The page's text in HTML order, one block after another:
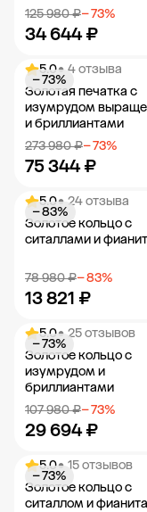
125 980 ₽− 73%
34 644 ₽
Добавить в
5.0• 4 отзыва
Золотая печатка с
изумрудом
и бриллиантами
273 980 ₽− 73%
75 344 ₽
− 73%
Добавить в
5.0• 24 отзыва
Золотое кольцо с
ситаллами и
78 980 ₽− 83%
13 821 ₽
− 83%
Добавить в
5.0• 25 отзывов
Золотое кольцо с
изумрудом и
бриллиантами
107 980 ₽− 73%
29 694 ₽
− 73%
Добавить в
5.0• 15 отзывов
Золотое кольцо с
ситаллом и
− 73%